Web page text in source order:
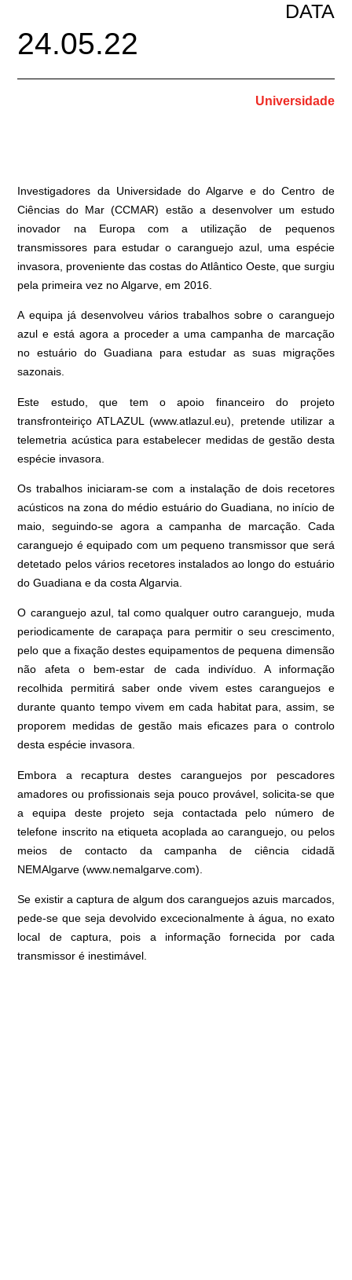
DATA
24.05.22
Universidade
Investigadores da Universidade do Algarve e do Centro de
Ciências do Mar (CCMAR) estão a desenvolver um estudo
inovador na Europa com a utilização de pequenos
transmissores para estudar o caranguejo azul, uma espécie
invasora, proveniente das costas do Atlântico Oeste, que surgiu
pela primeira vez no Algarve, em 2016.
A equipa já desenvolveu vários trabalhos sobre o caranguejo
azul e está agora a proceder a uma campanha de marcação
no estuário do Guadiana para estudar as suas migrações
sazonais.
Este estudo, que tem o apoio financeiro do projeto
transfronteiriço ATLAZUL (www.atlazul.eu), pretende utilizar a
telemetria acústica para estabelecer medidas de gestão desta
espécie invasora.
Os trabalhos iniciaram-se com a instalação de dois recetores
acústicos na zona do médio estuário do Guadiana, no início de
maio, seguindo-se agora a campanha de marcação. Cada
caranguejo é equipado com um pequeno transmissor que será
detetado pelos vários recetores instalados ao longo do estuário
do Guadiana e da costa Algarvia.
O caranguejo azul, tal como qualquer outro caranguejo, muda
periodicamente de carapaça para permitir o seu crescimento,
pelo que a fixação destes equipamentos de pequena dimensão
não afeta o bem-estar de cada indivíduo. A informação
recolhida permitirá saber onde vivem estes caranguejos e
durante quanto tempo vivem em cada habitat para, assim, se
proporem medidas de gestão mais eficazes para o controlo
desta espécie invasora.
Embora a recaptura destes caranguejos por pescadores
amadores ou profissionais seja pouco provável, solicita-se que
a equipa deste projeto seja contactada pelo número de
telefone inscrito na etiqueta acoplada ao caranguejo, ou pelos
meios de contacto da campanha de ciência cidadã
NEMAlgarve (www.nemalgarve.com).
Se existir a captura de algum dos caranguejos azuis marcados,
pede-se que seja devolvido excecionalmente à água, no exato
local de captura, pois a informação fornecida por cada
transmissor é inestimável.